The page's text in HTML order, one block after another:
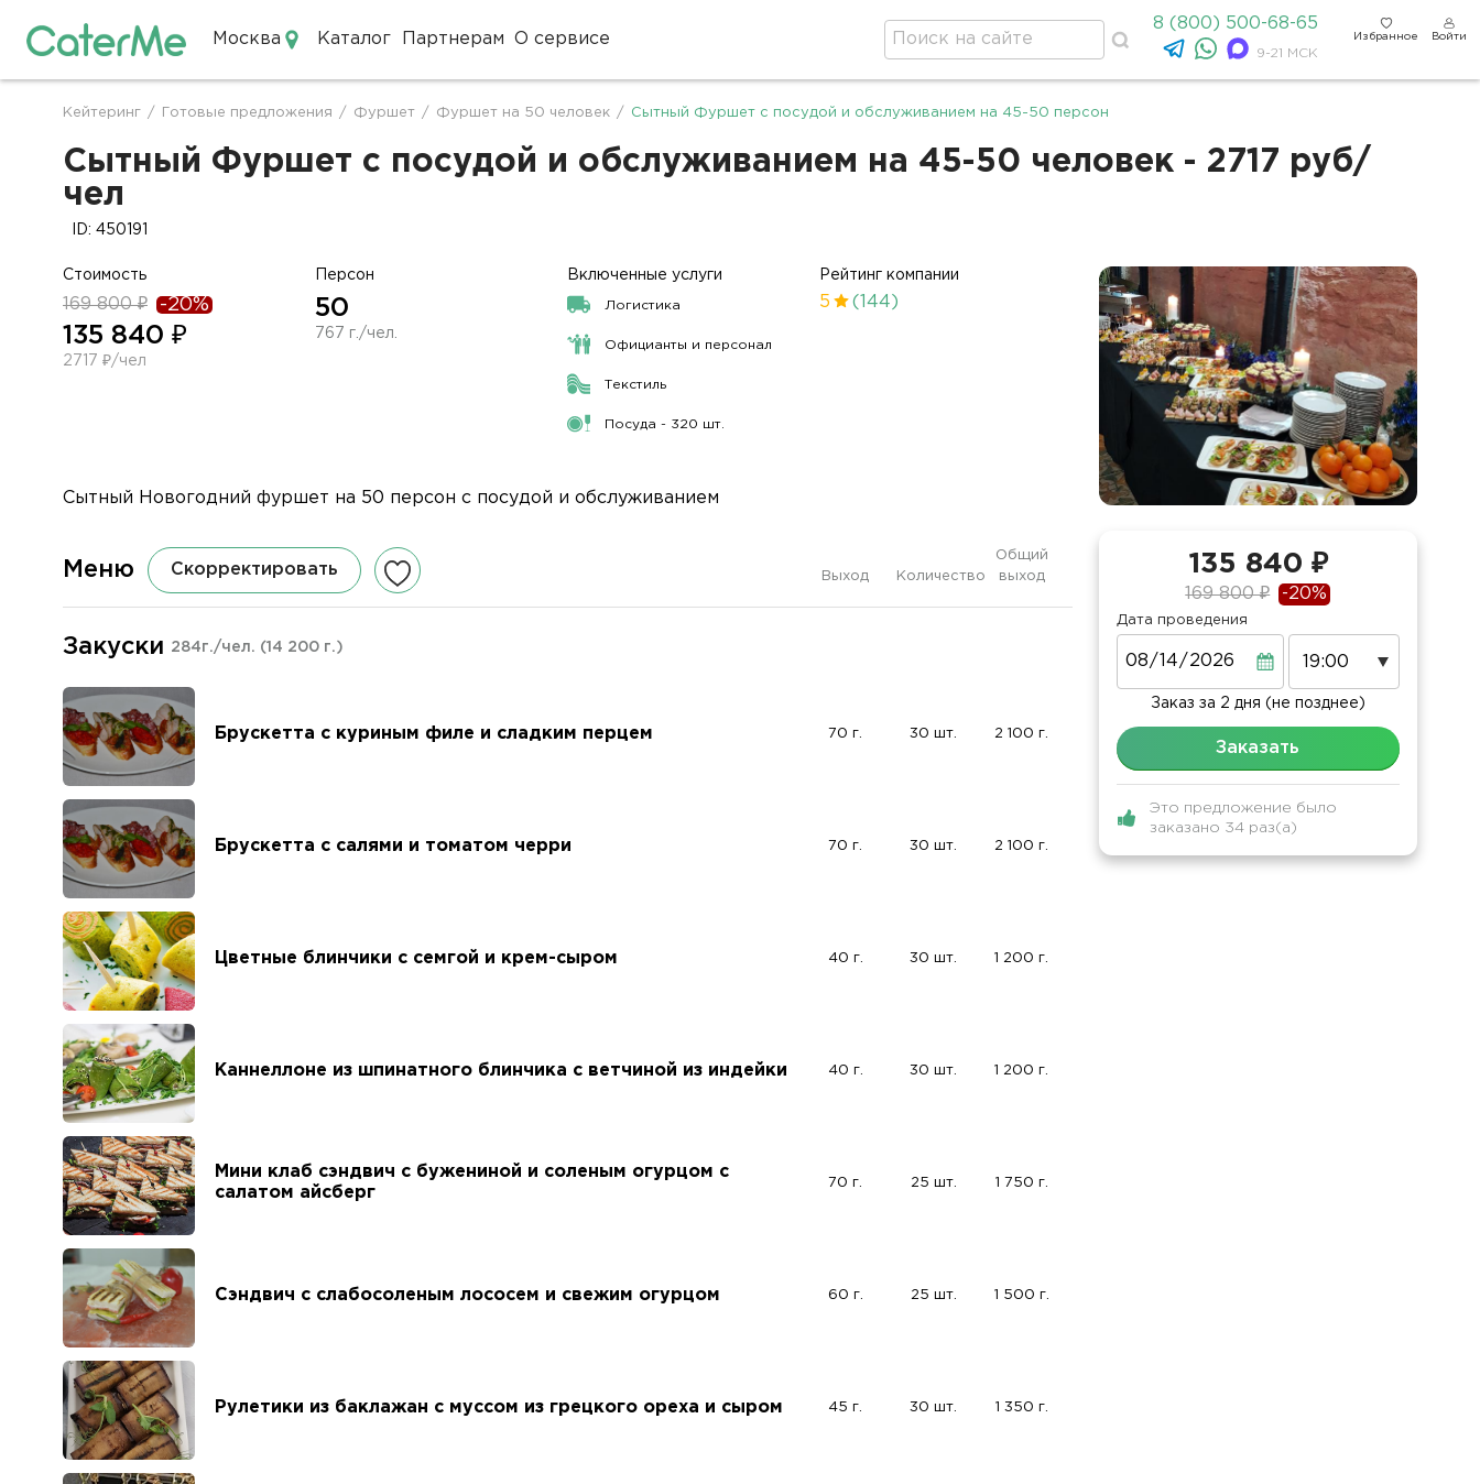
Москва Каталог Партнерам О сервисе
8 (800) 500-68-65
9-21 МСК
Избранное Войти
Строка
навигации
Кейтеринг / Готовые предложения / Фуршет / Фуршет на 50 человек / Сытный Фуршет с посудой и обслуживанием на 45-50 персон
Сытный Фуршет с посудой и обслуживанием на 45-50 человек - 2717 руб/
чел
ID: 450191
Стоимость
169 800 ₽ -20%
135 840 ₽
2717 ₽/чел
Персон
50
767 г./чел.
Включенные услуги
Логистика
Официанты и персонал
Текстиль
Посуда - 320 шт.
Рейтинг компании
5 (144)
Сытный Новогодний фуршет на 50 персон с посудой и обслуживанием
Меню Скорректировать Выход Количество
Общий
выход
Закуски 284г./чел. (14 200 г.)
Брускетта с куриным филе и сладким перцем 70 г. 30 шт. 2 100 г.
Брускетта с салями и томатом черри 70 г. 30 шт. 2 100 г.
Цветные блинчики с семгой и крем-сыром 40 г. 30 шт. 1 200 г.
Каннеллоне из шпинатного блинчика с ветчиной из индейки 40 г. 30 шт. 1 200 г.
Мини клаб сэндвич с бужениной и соленым огурцом с
салатом айсберг
70 г. 25 шт. 1 750 г.
Сэндвич с слабосоленым лососем и свежим огурцом 60 г. 25 шт. 1 500 г.
Рулетики из баклажан с муссом из грецкого ореха и сыром 45 г. 30 шт. 1 350 г.
135 840 ₽
169 800 ₽ -20%
Дата проведения
Заказ за 2 дня (не позднее)
Заказать
Это предложение было
заказано 34 раз(а)